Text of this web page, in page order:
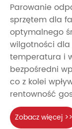
Parowanie
sprzętem dla
optymalnego
wilgotności dla
temperatura i
bezpośredni
co z kolei
rentowność
Zobacz więcej >>